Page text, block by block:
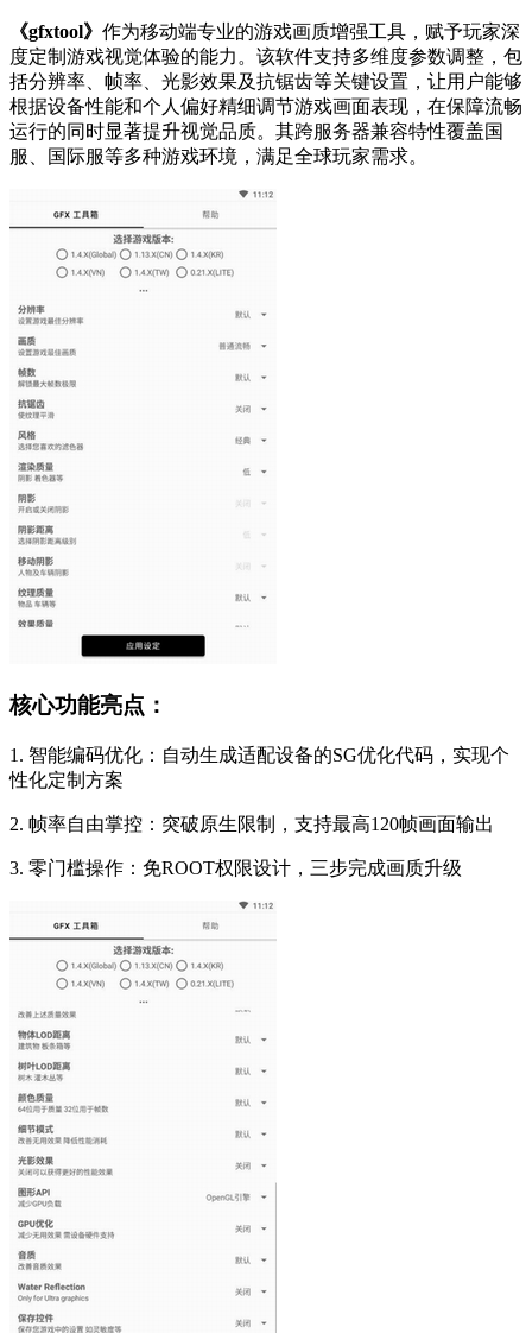
《gfxtool》 作为移动端专业的游戏画质增强工具，赋予玩家深
度定制游戏视觉体验的能力。该软件支持多维度参数调整，包
括分辨率、帧率、光影效果及抗锯齿等关键设置，让用户能够
根据设备性能和个人偏好精细调节游戏画面表现，在保障流畅
运行的同时显著提升视觉品质。其跨服务器兼容特性覆盖国
服、国际服等多种游戏环境，满足全球玩家需求。
核心功能亮点：
1. 智能编码优化：自动生成适配设备的SG优化代码，实现个
性化定制方案
2. 帧率自由掌控：突破原生限制，支持最高120帧画面输出
3. 零门槛操作：免ROOT权限设计，三步完成画质升级